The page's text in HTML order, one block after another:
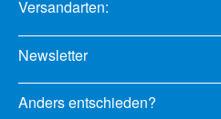
Versandarten:
Newsletter
Anders entschieden?